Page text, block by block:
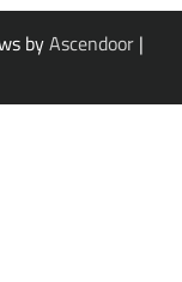
byAscendoor |